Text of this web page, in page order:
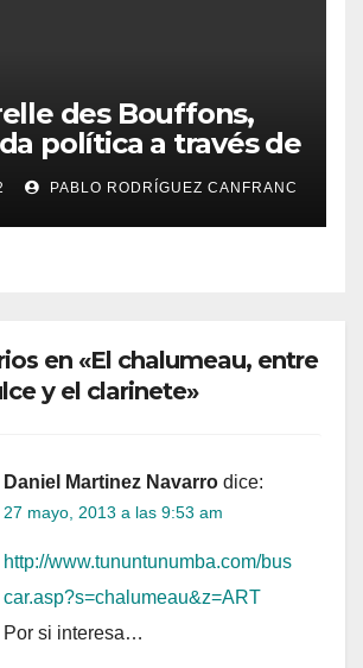
des Bouffons,
política a través de
PABLO RODRÍGUEZ CANFRANC
en «El chalumeau, entre
y el clarinete»
Daniel Martinez Navarro dice:
27 mayo, 2013 a las 9:53 am
http://www.tununtunumba.com/bus
car.asp?s=chalumeau&z=ART
Por si interesa…